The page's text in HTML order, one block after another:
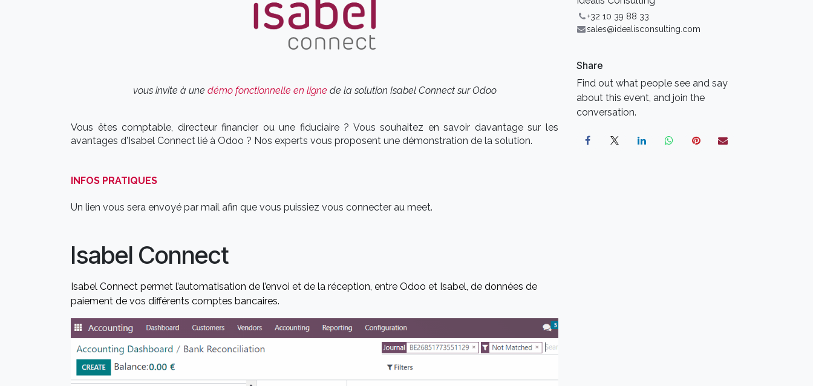
vous invite à une démo fonctionnelle en ligne de la solution Isabel Connect sur Odoo
Vous êtes comptable, directeur financier ou une fiduciaire ? Vous souhaitez en savoir davantage sur les
avantages d'Isabel Connect lié à Odoo ? Nos experts vous proposent une démonstration de la solution.
INFOS PRATIQUES
Un lien vous sera envoyé par mail afin que vous puissiez vous connecter au meet.
Isabel Connect
Isabel Connect permet l’automatisation de l’envoi et de la réception, entre Odoo et Isabel, de données de
paiement de vos différents comptes bancaires.
+32 10 39 88 33
sales@idealisconsulting.com
Share
Find out what people see and say
about this event, and join the
conversation.